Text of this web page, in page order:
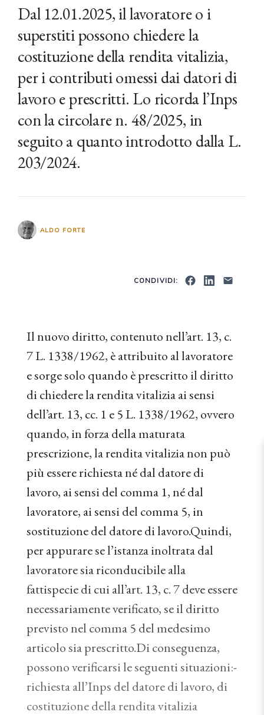
Dal 12.01.2025, il lavoratore o i
superstiti possono chiedere la
costituzione della rendita vitalizia,
per i contributi omessi dai datori di
lavoro e prescritti. Lo ricorda l’Inps
con la circolare n. 48/2025, in
seguito a quanto introdotto dalla L.
203/2024.
ALDO FORTE
CONDIVIDI:
Il nuovo diritto, contenuto nell’art. 13, c.
7 L. 1338/1962, è attribuito al lavoratore
e sorge solo quando è prescritto il diritto
di chiedere la rendita vitalizia ai sensi
dell’art. 13, cc. 1 e 5 L. 1338/1962, ovvero
quando, in forza della maturata
prescrizione, la rendita vitalizia non può
più essere richiesta né dal datore di
lavoro, ai sensi del comma 1, né dal
lavoratore, ai sensi del comma 5, in
sostituzione del datore di lavoro.Quindi,
per appurare se l’istanza inoltrata dal
lavoratore sia riconducibile alla
fattispecie di cui all’art. 13, c. 7 deve essere
necessariamente verificato, se il diritto
previsto nel comma 5 del medesimo
articolo sia prescritto.Di conseguenza,
possono verificarsi le seguenti situazioni:-
richiesta all’Inps del datore di lavoro, di
costituzione della rendita vitalizia